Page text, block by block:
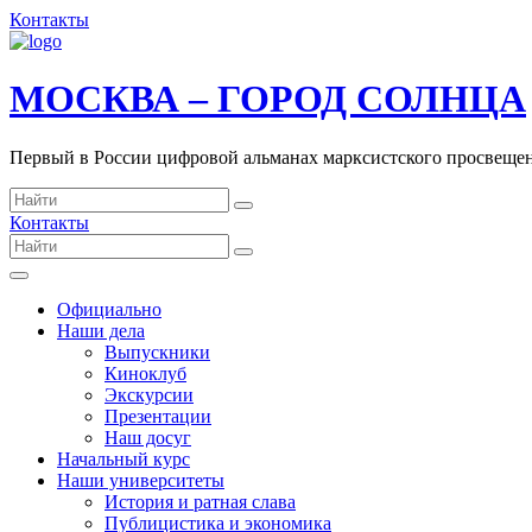
Контакты
МОСКВА – ГОРОД СОЛНЦА
Первый в России цифровой альманах марксистского
Контакты
Официально
Наши дела
Выпускники
Киноклуб
Экскурсии
Презентации
Наш досуг
Начальный курс
Наши университеты
История и ратная слава
Публицистика и экономика